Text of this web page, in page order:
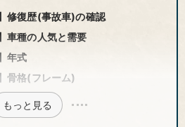
修復歴(事故車)の確認
車種の人気と需要
年式
骨格(フレーム)
もっと見る